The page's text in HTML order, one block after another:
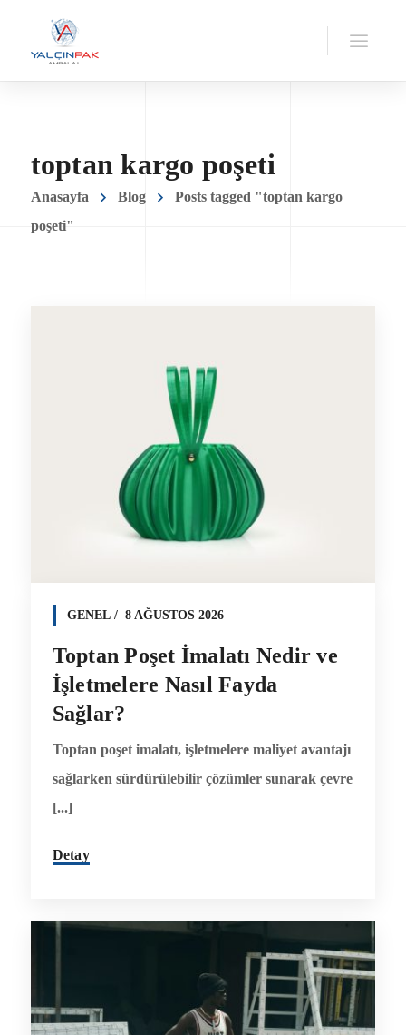
toptan kargo poşeti
Anasayfa Blog
Posts tagged "toptan kargo
poşeti"
GENEL 8 AĞUSTOS 2026
Toptan Poşet İmalatı Nedir ve
İşletmelere Nasıl Fayda
Sağlar?
Toptan poşet imalatı, işletmelere maliyet avantajı
sağlarken sürdürülebilir çözümler sunarak çevre
[...]
Detay